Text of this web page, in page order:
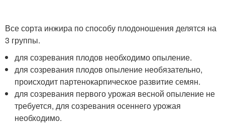
Все сорта инжира по способу плодоношения делятся на
3 группы.
для созревания плодов необходимо опыление.
для созревания плодов опыление необязательно,
происходит партенокарпическое развитие семян.
для созревания первого урожая весной опыление не
требуется, для созревания осеннего урожая
необходимо.